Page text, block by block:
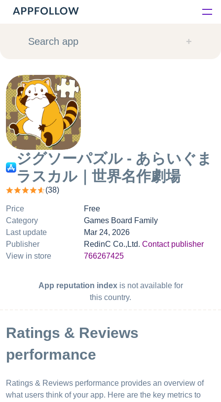
Platform
Consultancy
Customers
Resources
Pricing
Search app
ジグソーパズル - あらいぐま
ラスカル｜世界名作劇場
(38)
Price
Free
Category
Games Board Family
Last update
Mar 24, 2026
Publisher
RedinC Co.,Ltd. Contact publisher
View in store
766267425
App reputation indexis not available for
this country.
Ratings & Reviews
performance
Ratings & Reviews performance provides an overview of
what users think of your app. Here are the key metrics to